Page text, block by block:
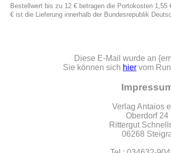
Bestellwert bis zu 12 € betragen die Portokosten
€ ist die Lieferung innerhalb der Bundesrepublik
Diese E-Mail wurde an
Sie können sich hier vom
Verlag Antaios
Oberdorf 24
Rittergut
06268